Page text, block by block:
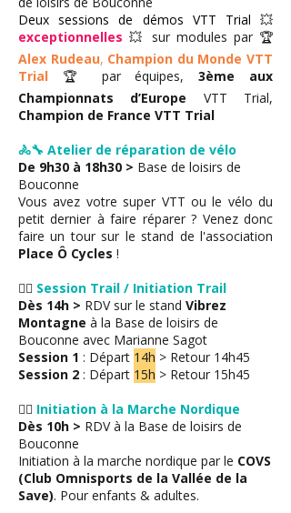
Deux sessions de démos VTT Trial 💥
exceptionnelles💥 sur modules par 🏆
Alex Rudeau, Champion du Monde VTT
Trial 🏆 par équipes,3ème aux
Championnats d’Europe VTT Trial,
Champion de France VTT Trial
🚴‍🔧 Atelier de réparation de vélo
De 9h30 à 18h30 > Base de loisirs de
Bouconne
Vous avez votre super VTT ou le vélo du
petit dernier à faire réparer ? Venez donc
faire un tour sur le stand de l'association
Place Ô Cycles !
🏃‍♂ Session Trail / Initiation Trail
Dès 14h > RDV sur le stand Vibrez
Montagne à la Base de loisirs de
Bouconne avec Marianne Sagot
Session 1 : Départ 14h > Retour 14h45
Session 2 : Départ 15h > Retour 15h45
🏃‍♂ Initiation à la Marche Nordique
Dès 10h > RDV à la Base de loisirs de
Bouconne
Initiation à la marche nordique par le COVS
(Club Omnisports de la Vallée de la
Save). Pour enfants & adultes.